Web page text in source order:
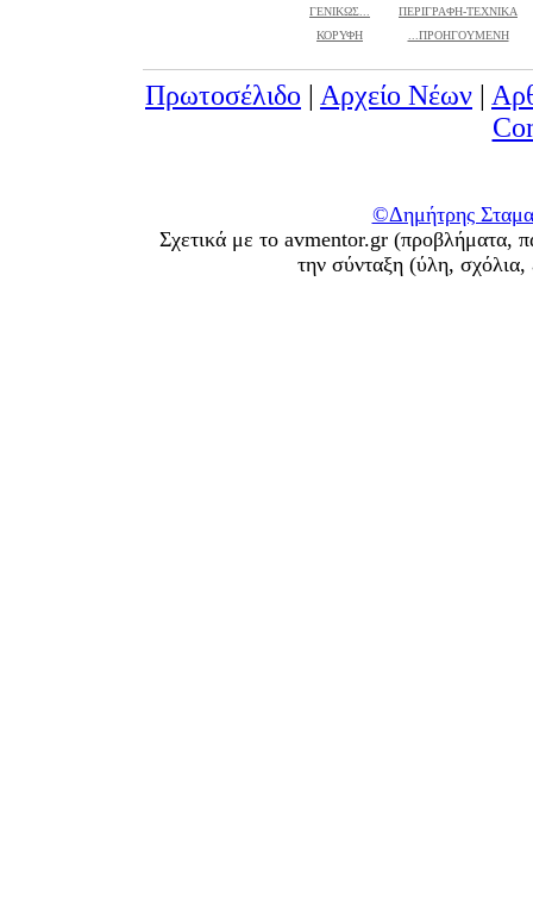
ΓΕΝΙΚΩΣ...
ΠΕΡΙΓΡΑΦΗ-ΤΕΧΝΙΚΑ
ΚΟΡΥΦΗ
...ΠΡΟΗΓΟΥΜΕΝΗ
Πρωτοσέλιδο | Αρχείο Νέων |
©Δημήτρης
Σχετικά με το avmentor.gr (προβλήματα,
την σύνταξη (ύλη,